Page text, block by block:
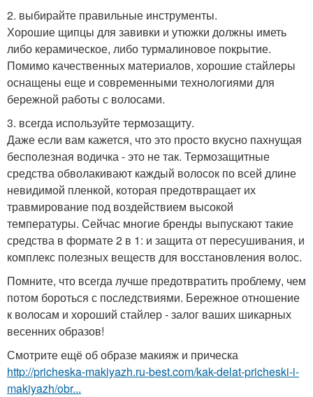
2. выбирайте правильные инструменты.
Хорошие щипцы для завивки и утюжки должны иметь
либо керамическое, либо турмалиновое покрытие.
Помимо качественных материалов, хорошие стайлеры
оснащены еще и современными технологиями для
бережной работы с волосами.
3. всегда используйте термозащиту.
Даже если вам кажется, что это просто вкусно пахнущая
бесполезная водичка - это не так. Термозащитные
средства обволакивают каждый волосок по всей длине
невидимой пленкой, которая предотвращает их
травмирование под воздействием высокой
температуры. Сейчас многие бренды выпускают такие
средства в формате 2 в 1: и защита от пересушивания, и
комплекс полезных веществ для восстановления волос.
Помните, что всегда лучше предотвратить проблему, чем
потом бороться с последствиями. Бережное отношение
к волосам и хороший стайлер - залог ваших шикарных
весенних образов!
Смотрите ещё об образе макияж и прическа
http://pricheska-makiyazh.ru-best.com/kak-delat-pricheski-i-
makiyazh/obr...